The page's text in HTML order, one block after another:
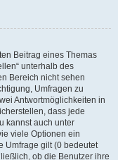
Beitrag eines Themas
unterhalb des
Bereich nicht sehen
Umfragen zu
Antwortmöglichkeiten in
dass jede
kannst auch unter
viele Optionen ein
Umfrage gilt (0 bedeutet
ob die Benutzer ihre